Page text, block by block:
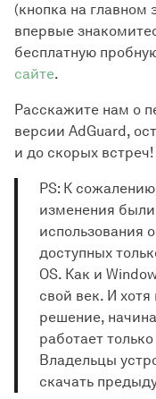
(кнопка на
впервые
бесплатную
сайте.
Расскажите нам о
версии AdGuard,
и до скорых встреч!
PS: К
изменения
использования
доступных
OS. Как и
свой век. И
решение,
работает
Владельцы
скачать